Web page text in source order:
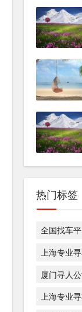
热门标签
全国找车
上海专业
厦门寻人
上海专业